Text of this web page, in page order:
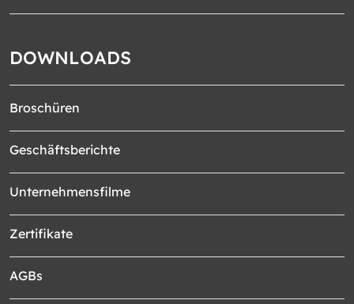
DOWNLOADS
Broschüren
Geschäftsberichte
Unternehmensfilme
Zertifikate
AGBs